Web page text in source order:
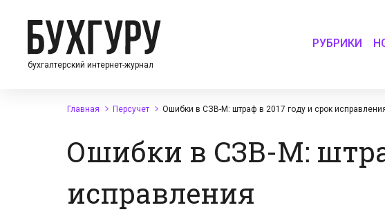
бухгалтерский интернет-журнал
РУБРИКИ
Главная Персучет Ошибки в СЗВ-М: штраф в 2017 году и срок
Ошибки в СЗВ-М:
исправления